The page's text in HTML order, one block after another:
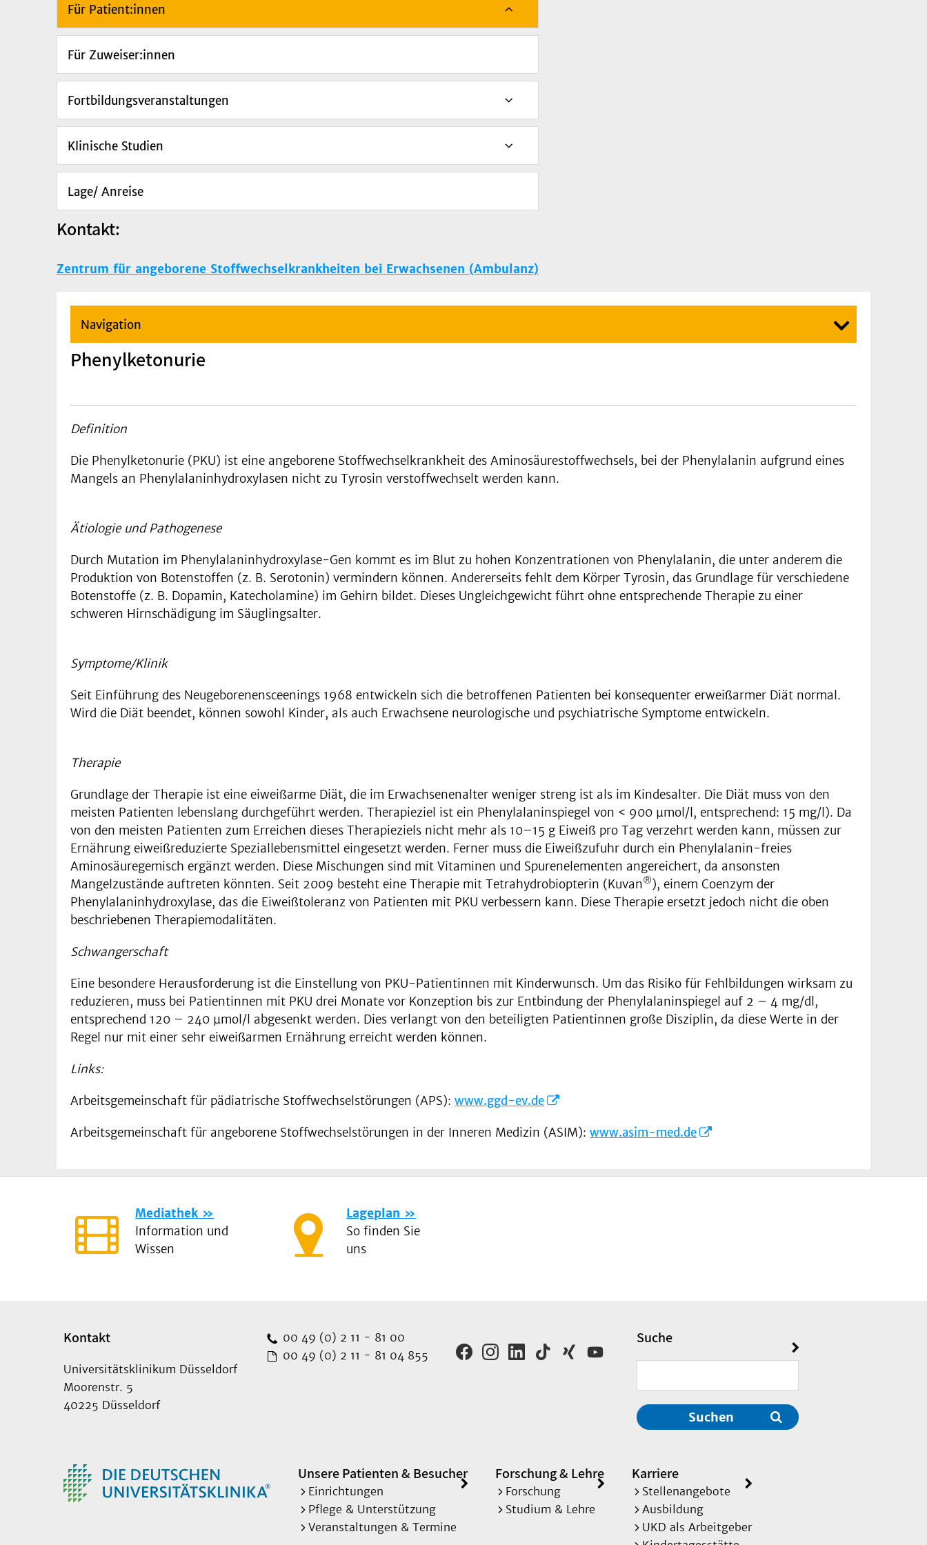
Für Patient:innen
Für Zuweiser:innen
Fortbildungsveranstaltungen
Klinische Studien
Lage/ Anreise
Kontakt:
Zentrum für angeborene Stoffwechselkrankheiten bei Erwachsenen (Ambulanz)
Navigation
Phenylketonurie
Definition
Die Phenylketonurie (PKU) ist eine angeborene Stoffwechselkrankheit des Aminosäurestoffwechsels, bei der Phenylalanin aufgrund eines
Mangels an Phenylalaninhydroxylasen nicht zu Tyrosin verstoffwechselt werden kann.
Ätiologie und Pathogenese
Durch Mutation im Phenylalaninhydroxylase-Gen kommt es im Blut zu hohen Konzentrationen von Phenylalanin, die unter anderem die
Produktion von Botenstoffen (z. B. Serotonin) vermindern können. Andererseits fehlt dem Körper Tyrosin, das Grundlage für verschiedene
Botenstoffe (z. B. Dopamin, Katecholamine) im Gehirn bildet. Dieses Ungleichgewicht führt ohne entsprechende Therapie zu einer
schweren Hirnschädigung im Säuglingsalter.
Symptome/Klinik
Seit Einführung des Neugeborenensceenings 1968 entwickeln sich die betroffenen Patienten bei konsequenter erweißarmer Diät normal.
Wird die Diät beendet, können sowohl Kinder, als auch Erwachsene neurologische und psychiatrische Symptome entwickeln.
Therapie
Grundlage der Therapie ist eine eiweißarme Diät, die im Erwachsenenalter weniger streng ist als im Kindesalter. Die Diät muss von den
meisten Patienten lebenslang durchgeführt werden. Therapieziel ist ein Phenylalaninspiegel von < 900 µmol/l, entsprechend: 15 mg/l). Da
von den meisten Patienten zum Erreichen dieses Therapieziels nicht mehr als 10–15 g Eiweiß pro Tag verzehrt werden kann, müssen zur
Ernährung eiweißreduzierte Speziallebensmittel eingesetzt werden. Ferner muss die Eiweißzufuhr durch ein Phenylalanin-freies
Aminosäuregemisch ergänzt werden. Diese Mischungen sind mit Vitaminen und Spurenelementen angereichert, da ansonsten
Mangelzustände auftreten könnten. Seit 2009 besteht eine Therapie mit Tetrahydrobiopterin (Kuvan®), einem Coenzym der
Phenylalaninhydroxylase, das die Eiweißtoleranz von Patienten mit PKU verbessern kann. Diese Therapie ersetzt jedoch nicht die oben
beschriebenen Therapiemodalitäten.
Schwangerschaft
Eine besondere Herausforderung ist die Einstellung von PKU-Patientinnen mit Kinderwunsch. Um das Risiko für Fehlbildungen wirksam zu
reduzieren, muss bei Patientinnen mit PKU drei Monate vor Konzeption bis zur Entbindung der Phenylalaninspiegel auf 2 – 4 mg/dl,
entsprechend 120 – 240 µmol/l abgesenkt werden. Dies verlangt von den beteiligten Patientinnen große Disziplin, da diese Werte in der
Regel nur mit einer sehr eiweißarmen Ernährung erreicht werden können.
Links:
Arbeitsgemeinschaft für pädiatrische Stoffwechselstörungen (APS): www.ggd-ev.de
Arbeitsgemeinschaft für angeborene Stoffwechselstörungen in der Inneren Medizin (ASIM): www.asim-med.de
Mediathek
Information und
Wissen
Lageplan
So finden Sie
uns
Kontakt
Universitätsklinikum Düsseldorf
Moorenstr. 5
40225 Düsseldorf
00 49 (0) 2 11 - 81 00
00 49 (0) 2 11 - 81 04 855
Suche
Suchen
Unsere Patienten & Besucher
Einrichtungen
Pflege & Unterstützung
Veranstaltungen & Termine
Forschung & Lehre
Forschung
Studium & Lehre
Karriere
Stellenangebote
Ausbildung
UKD als Arbeitgeber